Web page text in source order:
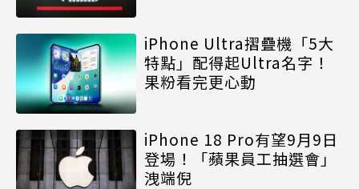
iPhone Ultra摺疊機「5大
特點」配得起Ultra名字！
果粉看完更心動
iPhone 18 Pro有望9月9日
登場！「蘋果員工抽選會」
洩端倪